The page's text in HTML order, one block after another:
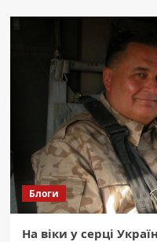
Блоги
На віки у серці